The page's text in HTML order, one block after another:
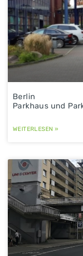
Berlin
Parkhaus und
WEITERLESEN »